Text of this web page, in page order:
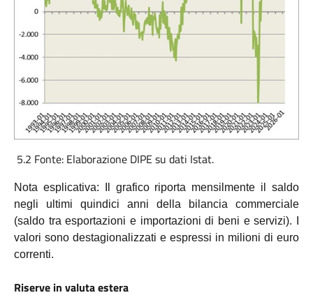
5.2 Fonte: Elaborazione DIPE su dati Istat.
Nota esplicativa: Il grafico riporta mensilmente il saldo
negli ultimi quindici anni della bilancia commerciale
(saldo tra esportazioni e importazioni di beni e servizi). I
valori sono destagionalizzati e espressi in milioni di euro
correnti.
Riserve in valuta estera